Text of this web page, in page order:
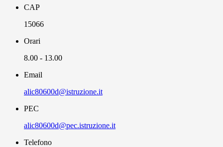
CAP
15066
Orari
8.00 - 13.00
Email
alic80600d@istruzione.it
PEC
alic80600d@pec.istruzione.it
Telefono